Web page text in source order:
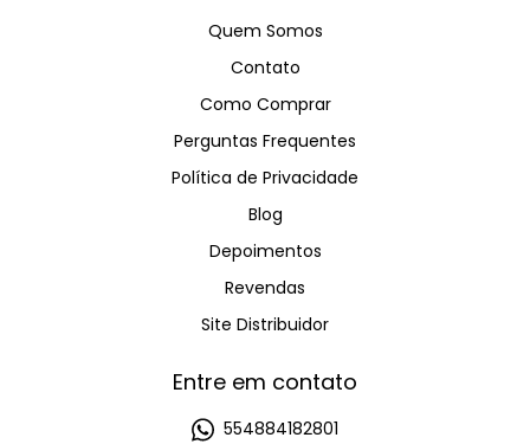
Quem Somos
Contato
Como Comprar
Perguntas Frequentes
Política de Privacidade
Blog
Depoimentos
Revendas
Site Distribuidor
Entre em contato
554884182801